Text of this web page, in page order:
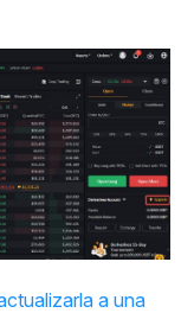
a una